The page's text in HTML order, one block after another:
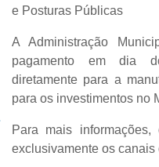
e Posturas Públicas
A Administração
pagamento em dia
diretamente para a
para os investimentos no
Para mais
exclusivamente os